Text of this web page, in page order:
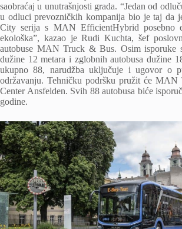
saobraćaj u unutrašnjosti grada. “Jedan od
u odluci prevozničkih kompanija bio je taj da
City serija s MAN EfficientHybrid posebno
ekološka”, kazao je Rudi Kuchta, šef
autobuse MAN Truck & Bus. Osim isporuke
dužine 12 metara i zglobnih autobusa dužine
ukupno 88, narudžba uključuje i ugovor o
održavanju. Tehničku podršku pružit će
Center Ansfelden. Svih 88 autobusa biće
godine.